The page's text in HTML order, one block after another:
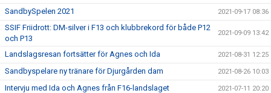
SandbySpelen 2021 2021-09-17 08:36
SSIF Friidrott: DM-silver i F13 och klubbrekord för både P12
och P13
2021-09-09 13:42
Landslagsresan fortsätter för Agnes och Ida 2021-08-31 12:25
Sandbyspelare ny tränare för Djurgården dam 2021-08-26 10:03
Intervju med Ida och Agnes från F16-landslaget 2021-07-11 20:20